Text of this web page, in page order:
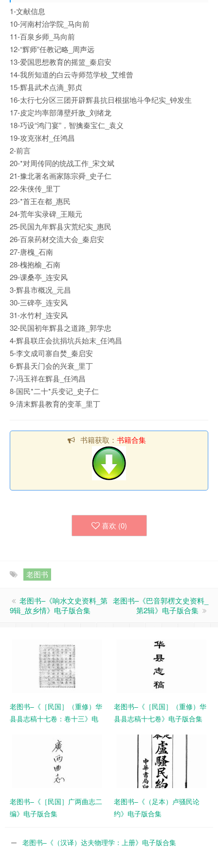
1-文献信息
10-河南村治学院_马向前
11-百泉乡师_马向前
12-“辉师”任教记略_周声远
13-爱国思想教育的摇篮_秦启安
14-我所知道的白云寺师范学校_艾维曾
15-辉县武术点滴_郭贞
16-太行七分区三团开辟辉县抗日根据地斗争纪实_钟发生
17-皮定均率部薄壁歼敌_刘绪龙
18-巧设“鸿门宴”，智擒秦宝仁_袁义
19-攻克张村_任鸿昌
2-前言
20-*对周传同的统战工作_宋文斌
21-豫北著名画家陈宗舜_史子仁
22-朱侠传_里丁
23-*首王在都_惠民
24-荒年实录碑_王顺元
25-民国九年辉县灾荒纪实_惠民
26-百泉药材交流大会_秦启安
27-唐槐_石南
28-槐抱榆_石南
29-课桑亭_连安风
3-辉县市概况_元昌
30-三碑亭_连安风
31-水竹村_连安风
32-民国初年辉县之道路_郭学忠
4-辉县联庄会抗捐坑兵始末_任鸿昌
5-李文成司寨自焚_秦启安
6-辉县天门会的兴衰_里丁
7-冯玉祥在辉县_任鸿昌
8-国民*二十*兵变记_史子仁
9-清末辉县教育的变革_里丁
书籍获取： 书籍合集
喜欢 (0)
老图书
老图书–《响水文史资料_第
9辑_故乡情》电子版合集
老图书–《巴音郭楞文史资料_
第2辑》电子版合集
老图书–《［民国］（重修）华
县县志稿十七卷：卷十三》电
老图书–《［民国］（重修）华
县县志稿十七卷》电子版合集
老图书–《［民国］广两曲志二
编》电子版合集
老图书–《（足本）卢骚民论
约》电子版合集
老图书–《（汉译）达夫物理学：上册》电子版合集